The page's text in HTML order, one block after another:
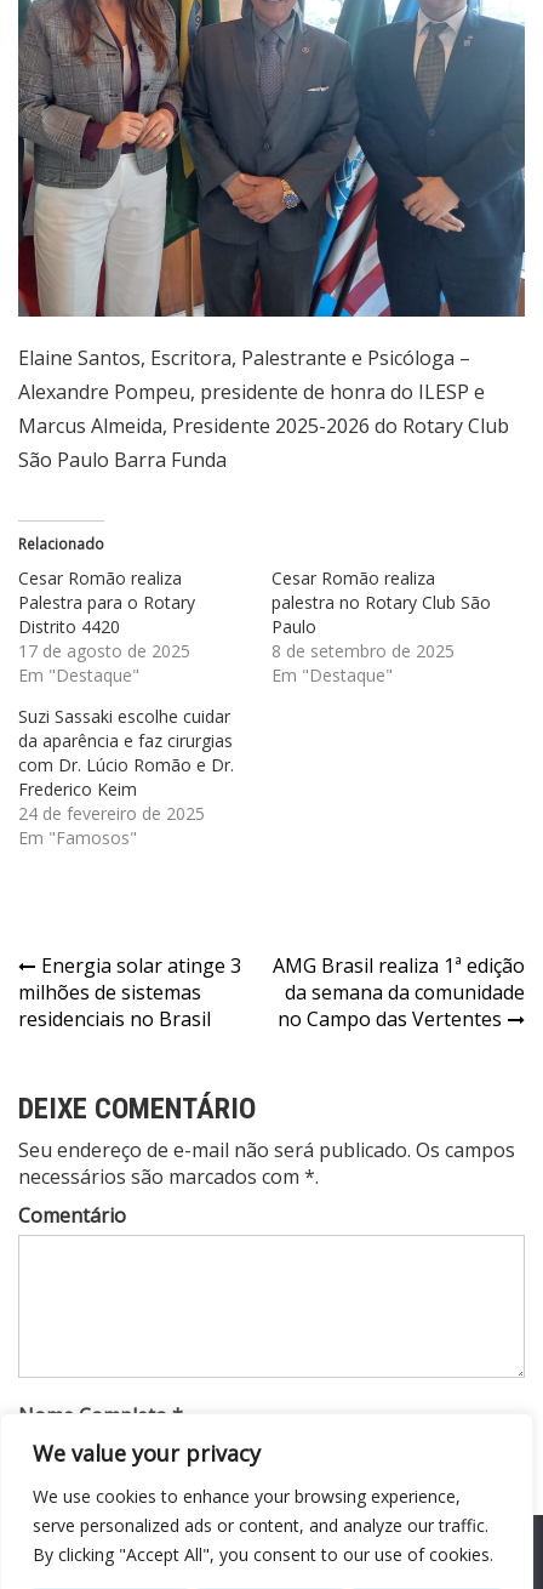
We value your privacy
We use cookies to enhance your browsing experience,
serve personalized ads or content, and analyze our traffic.
By clicking "Accept All", you consent to our use of cookies.
Elaine Santos, Escritora, Palestrante e Psicóloga –
Alexandre Pompeu, presidente de honra do ILESP e
Marcus Almeida, Presidente 2025-2026 do Rotary Club
São Paulo Barra Funda
Relacionado
Cesar Romão realiza
Palestra para o Rotary
Distrito 4420
17 de agosto de 2025
Em "Destaque"
Cesar Romão realiza
palestra no Rotary Club São
Paulo
8 de setembro de 2025
Em "Destaque"
Suzi Sassaki escolhe cuidar
da aparência e faz cirurgias
com Dr. Lúcio Romão e Dr.
Frederico Keim
24 de fevereiro de 2025
Em "Famosos"
Navegação
de
Energia solar atinge 3
milhões de sistemas
residenciais no Brasil
AMG Brasil realiza 1ª edição
da semana da comunidade
no Campo das Vertentes
DEIXE COMENTÁRIO
Seu endereço de e-mail não será publicado. Os campos
necessários são marcados com *.
Comentário
Nome Completo *
Endereço de e-mail*
We use cookies to ensure that we give you the best
experience on our website. If you continue to use this site we